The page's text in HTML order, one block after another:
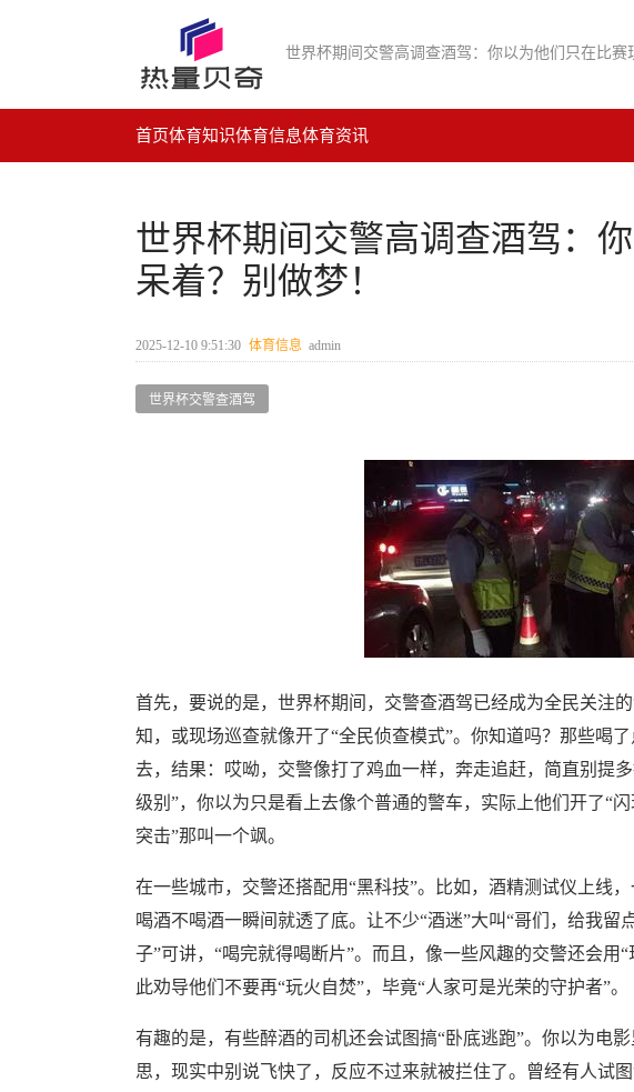
首页体育知识体育信息体育资讯
世界杯期间交警高调查酒驾：
呆着？别做梦！
2025-12-10 9:51:30 体育信息 admin
世界杯交警查酒驾
首先，要说的是，世界杯期间，交警查酒驾已经成为全民关注
知，或现场巡查就像开了“全民侦查模式”。你知道吗？那些喝
去，结果：哎呦，交警像打了鸡血一样，奔走追赶，简直别提
级别”，你以为只是看上去像个普通的警车，实际上他们开了“
突击”那叫一个飒。
在一些城市，交警还搭配用“黑科技”。比如，酒精测试仪上线
喝酒不喝酒一瞬间就透了底。让不少“酒迷”大叫“哥们，给我留
子”可讲，“喝完就得喝断片”。而且，像一些风趣的交警还会用
此劝导他们不要再“玩火自焚”，毕竟“人家可是光荣的守护者”。
有趣的是，有些醉酒的司机还会试图搞“卧底逃跑”。你以为电
思，现实中别说飞快了，反应不过来就被拦住了。曾经有人试图